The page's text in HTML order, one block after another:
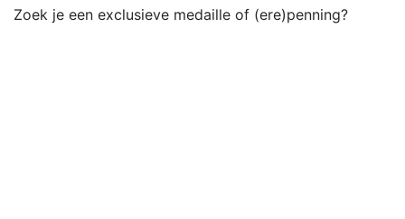
Zoek je een exclusieve medaille of (ere)penning?